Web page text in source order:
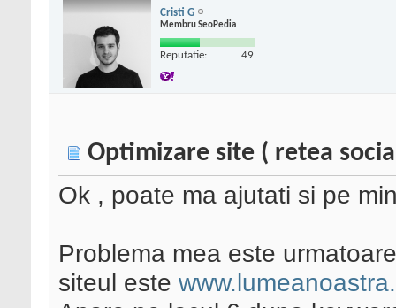
Cristi G
Membru SeoPedia
Reputatie: 49
Optimizare site ( retea
Ok , poate ma ajutati si pe
Problema mea este
siteul este